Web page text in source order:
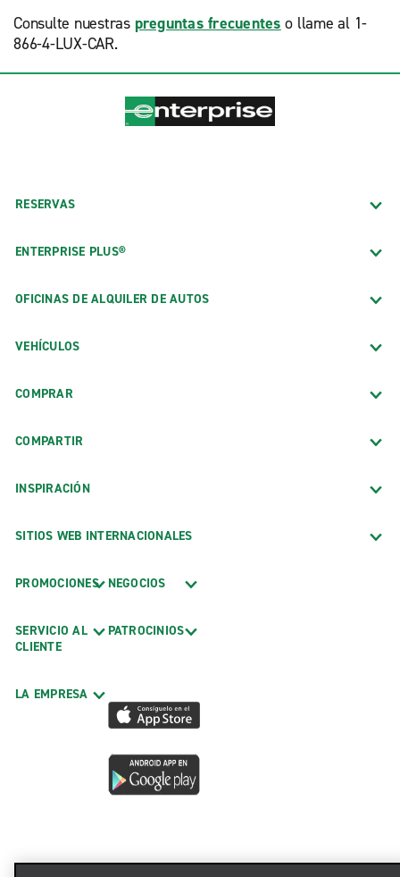
Consulte nuestras preguntas frecuentes o llame al 1-
866-4-LUX-CAR.
RESERVAS
ENTERPRISE PLUS®
OFICINAS DE ALQUILER DE AUTOS
VEHÍCULOS
COMPRAR
COMPARTIR
INSPIRACIÓN
SITIOS WEB INTERNACIONALES
PROMOCIONES
SERVICIO AL
CLIENTE
LA EMPRESA
NEGOCIOS
PATROCINIOS